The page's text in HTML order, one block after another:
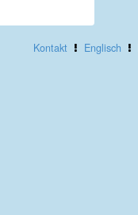
Kontakt Englisch